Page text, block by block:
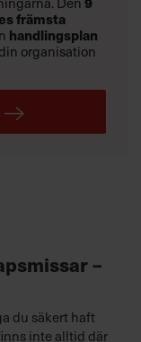
–
du säkert haft
inte alltid där
främsta
handlingsplan
organisation